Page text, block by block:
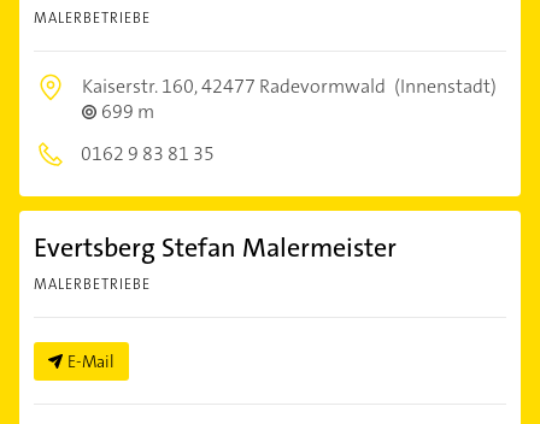
MALERBETRIEBE
Kaiserstr. 160,42477 Radevormwald (Innenstadt)
699 m
0162 9 83 81 35
Evertsberg Stefan Malermeister
MALERBETRIEBE
E-Mail